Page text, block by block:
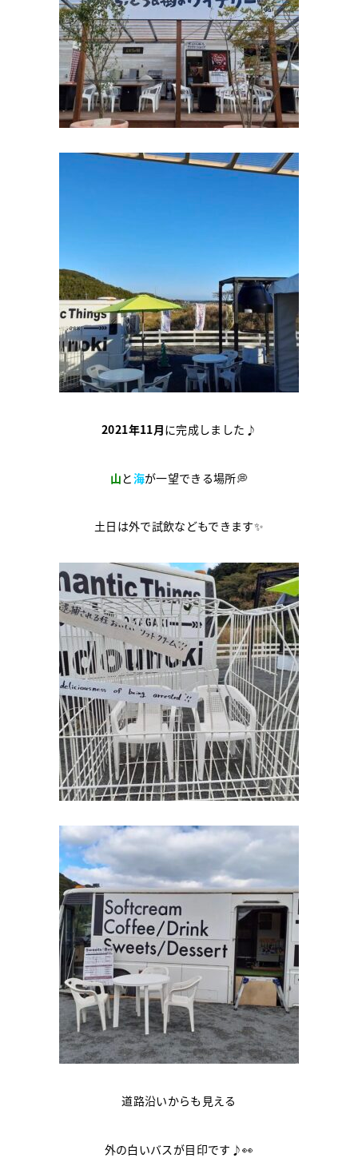
2021年11月に完成しました♪
山と海が一望できる場所💭
土日は外で試飲などもできます✨
道路沿いからも見える
外の白いバスが目印です♪👀